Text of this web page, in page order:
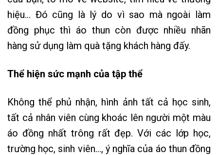
hiệu… Đó cũng là lý do vì sao mà ngoài làm
đồng phục thì áo thun còn được nhiều nhãn
hàng sử dụng làm quà tặng khách hàng đấy.
Thể hiện sức mạnh của tập thể
Không thể phủ nhận, hình ảnh tất cả học sinh,
tất cả nhân viên cùng khoác lên người một màu
áo đồng nhất trông rất đẹp. Với các lớp học,
trường học, sinh viên…, ý nghĩa của áo thun đồng